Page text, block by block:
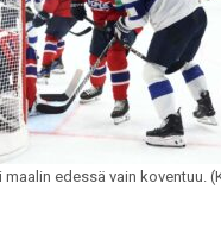
edessä vain koventuu.